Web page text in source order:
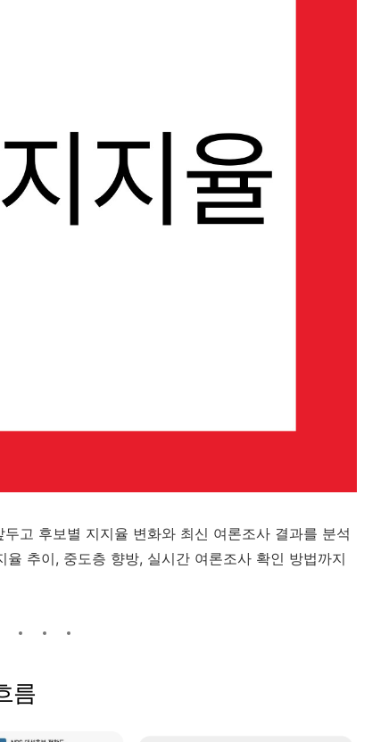
두고 후보별 지지율 변화와 최신 여론조사 결과를 분석
율 추이, 중도층 향방, 실시간 여론조사 확인 방법까지
름